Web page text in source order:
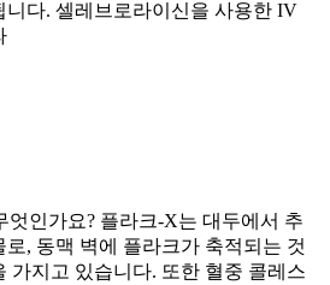
니다. 셀레브로라이신을 사용한 IV
인가요? 플라크-X는 대두에서 추
, 동맥 벽에 플라크가 축적되는 것
가지고 있습니다. 또한 혈중 콜레스